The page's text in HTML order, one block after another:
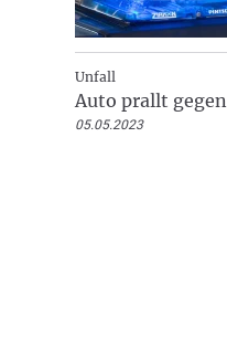
Unfall
Auto prallt
05.05.2023